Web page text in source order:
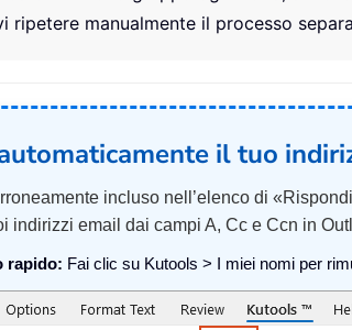
ripetere manualmente il processo
il tuo
incluso nell’elenco di
indirizzi email dai campi A, Cc e Ccn in
rapido: Fai clic su Kutools > I miei nomi per